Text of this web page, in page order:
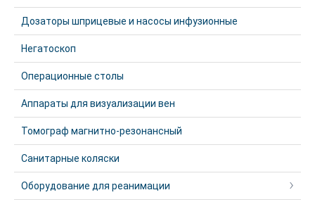
Дозаторы шприцевые и насосы инфузионные
Негатоскоп
Операционные столы
Аппараты для визуализации вен
Томограф магнитно-резонансный
Санитарные коляски
Оборудование для реанимации